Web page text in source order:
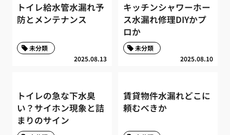
トイレ給水管水漏れ予
防とメンテナンス
2025.08.13
未分類
キッチンシャワーホー
ス水漏れ修理DIYかプ
ロか
2025.08.10
未分類
トイレの急な下水臭
い？サイホン現象と詰
まりのサイン
賃貸物件水漏れどこに
頼むべきか